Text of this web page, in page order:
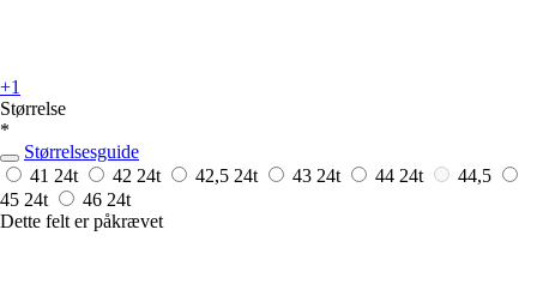
+1
Størrelse
*
Størrelsesguide
41 24t 42 24t 42,5 24t 43 24t 44 24t
44,5
45 24t 46 24t
Dette felt er påkrævet